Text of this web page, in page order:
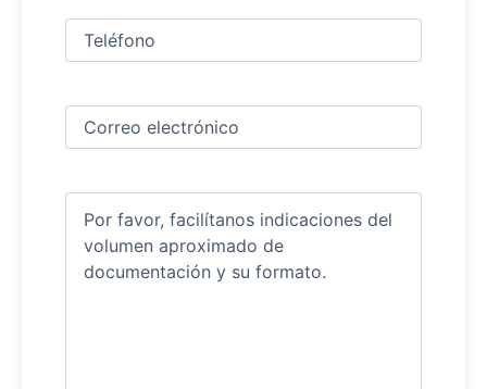
Teléfono
Correo
electrónico (Obligatorio)
Comentarios